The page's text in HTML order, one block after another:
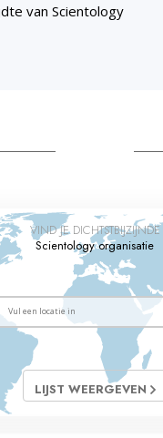
van Scientology
VIND JE DICHTSTBIJZIJNDE
Scientology organisatie
LIJST WEERGEVEN